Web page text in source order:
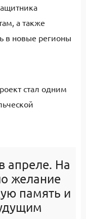
а также
в новые регионы
стал одним
апреле. На
желание
память и